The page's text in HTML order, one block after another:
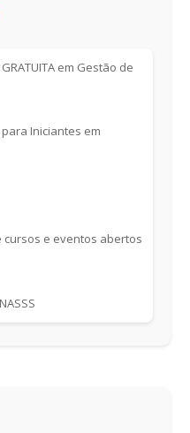
em Gestão de
Iniciantes em
cursos e eventos abertos